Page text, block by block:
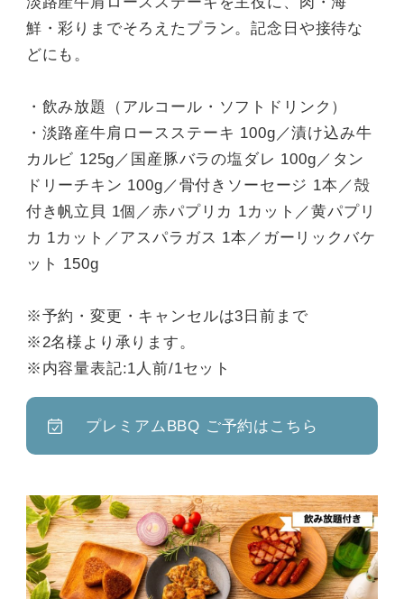
鮮・彩りまでそろえたプラン。記念日や接待な
どにも。
・飲み放題（アルコール・ソフトドリンク）
・淡路産牛肩ロースステーキ 100g／漬け込み牛
カルビ 125g／国産豚バラの塩ダレ 100g／タン
ドリーチキン 100g／骨付きソーセージ 1本／殻
付き帆立貝 1個／赤パプリカ 1カット／黄パプリ
カ 1カット／アスパラガス 1本／ガーリックバケ
ット 150g
※予約・変更・キャンセルは3日前まで
※2名様より承ります。
※内容量表記:1人前/1セット
プレミアムBBQ ご予約はこちら